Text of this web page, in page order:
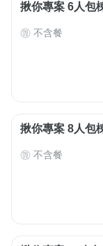
揪你專案 6人包
不含餐
揪你專案 8人包
不含餐